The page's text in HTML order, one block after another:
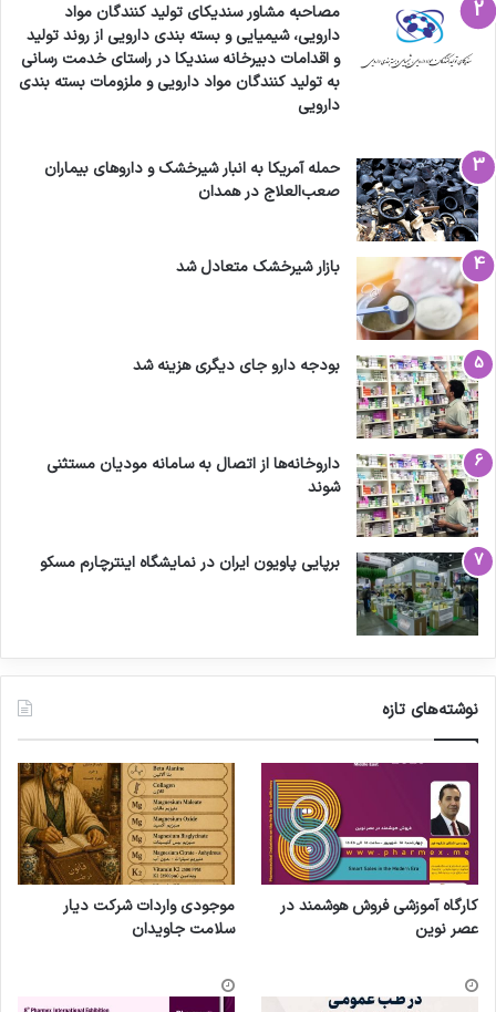
مصاحبه مشاور سندیکای تولید کنندگان مواد
دارویی، شیمیایی و بسته بندی دارویی از روند تولید
و اقدامات دبیرخانه سندیکا در راستای خدمت رسانی
به تولید کنندگان مواد دارویی و ملزومات بسته بندی
دارویی
حمله آمریکا به انبار شیرخشک و داروهای بیماران
صعب‌العلاج در همدان
بازار شیرخشک متعادل شد
بودجه دارو جای دیگری هزینه شد
داروخانه‌ها از اتصال به سامانه مودیان مستثنی
شوند
برپایی پاویون ایران در نمایشگاه اینترچارم مسکو
نوشته‌های تازه
کارگاه آموزشی فروش هوشمند در
عصر نوین
موجودی واردات شرکت دیار
سلامت جاویدان